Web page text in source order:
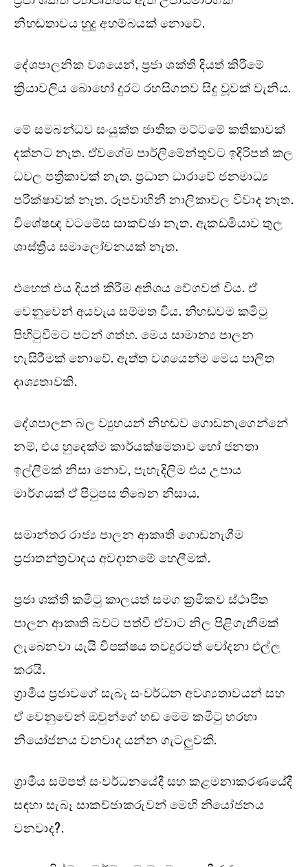
නිහඬතාවය හුදු අහම්බයක් නොවේ.
දේශපාලනික වශයෙන්, ප්‍රජා ශක්ති දියත් කිරීමේ
ක්‍රියාවලිය බොහෝ දුරට රහසිගතව සිදු වූවක් වැනිය.
මේ සමබන්ධව සංයුක්ත ජාතික මට්ටමේ කතිකාවක්
දක්නට නැත. ඒවගේම පාර්ලිමේන්තුවට ඉදිරිපත් කල
ධවල පත්‍රිකාවක් නැත. ප්‍රධාන ධාරාවේ ජනමාධ්‍ය
පරීක්ෂාවක් නැත. රූපවාහිනී නාලිකාවල විවාද නැත.
විශේෂඥ වටමේස සාකච්ඡා නැත. ඇකඩමියාව තුල
ශාස්ත්‍රීය සමාලෝචනයක් නැත.
එහෙත් එය දියත් කිරීම අතිශය වේගවත් විය. ඒ
වෙනුවෙන් අයවැය සම්මත විය. නිහඬවම කමිටු
පිහිටුවීමට පටන් ගත්හ. මෙය සාමාන්‍ය පාලන
හැසිරීමක් නොවේ. ඇත්ත වශයෙන්ම මෙය පාලිත
දෘශ්‍යතාවකි.
දේශපාලන බල ව්‍යුහයන් නිහඬව ගොඩනැගෙන්නේ
නම්, එය හුදෙක්ම කාර්යක්ෂමතාව හෝ ජනතා
ඉල්ලීමක් නිසා නොව, පැහැදිලිම එය උපාය
මාර්ගයක් ඒ පිටුපස තිබෙන නිසාය.
සමාන්තර රාජ්‍ය පාලන ආකෘති ගොඩනැගීම
ප්‍රජාතන්ත්‍රවාදය අවදානමේ හෙලීමක්.
ප්‍රජා ශක්ති කමිටු කාලයත් සමග ක්‍රමිකව ස්ථාපිත
පාලන ආකෘති බවට පත්වී ඒවාට නිල පිළිගැනීමක්
ලැබෙනවා යැයි විපක්ෂය තවදුරටත් චෝදනා එල්ල
කරයි.
ග්‍රාමීය ප්‍රජාවගේ සැබෑ සංවර්ධන අවශ්‍යතාවයන් සහ
ඒ වෙනුවෙන් ඔවුන්ගේ හඬ මෙම කමිටු හරහා
නියෝජනය වනවාද යන්න ගැටලුවකි.
ග්‍රාමීය සම්පත් සංවර්ධනයේදී සහ කළමනාකරණයේදී
සඳහා සැබෑ සාකච්ඡාකරුවන් මෙහි නියෝජනය
වනවාද?.